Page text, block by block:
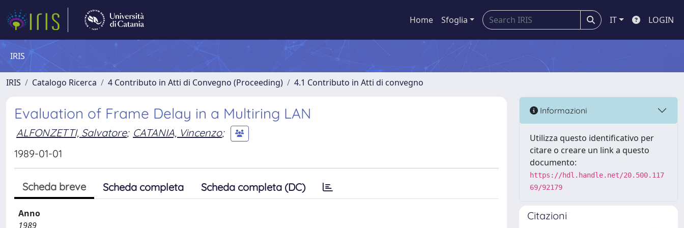
Home Sfoglia IT LOGIN
IRIS
IRIS Catalogo Ricerca 4 Contributo in Atti di Convegno (Proceeding) 4.1 Contributo in Atti di convegno
Evaluation of Frame Delay in a Multiring LAN
ALFONZETTI, Salvatore; CATANIA, Vincenzo;
1989-01-01
Scheda breve Scheda completa Scheda completa (DC)
Anno
1989
Informazioni
Utilizza questo identificativo per
citare o creare un link a questo
documento:
https://hdl.handle.net/20.500.117
69/92179
Citazioni